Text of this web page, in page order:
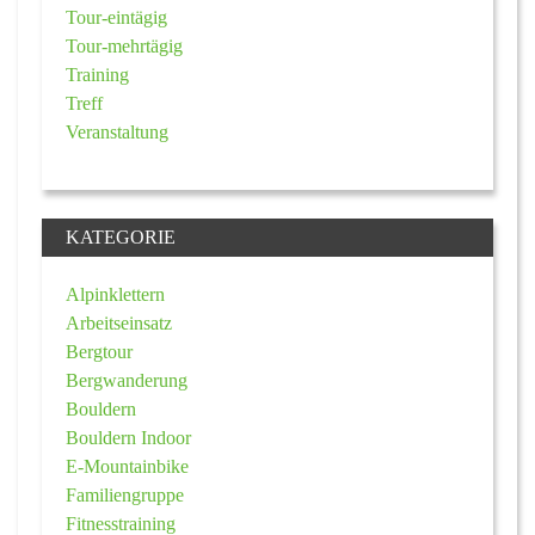
Tour-eintägig
Tour-mehrtägig
Training
Treff
Veranstaltung
KATEGORIE
Alpinklettern
Arbeitseinsatz
Bergtour
Bergwanderung
Bouldern
Bouldern Indoor
E-Mountainbike
Familiengruppe
Fitnesstraining